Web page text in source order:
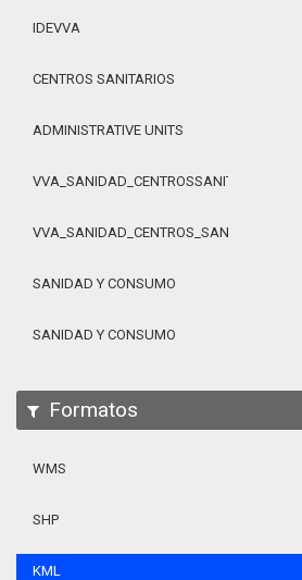
IDEVVA
CENTROS SANITARIOS
ADMINISTRATIVE UNITS
VVA_SANIDAD_CENTROSSANITARIOS_105
VVA_SANIDAD_CENTROS_SANITARIOS_105
SANIDAD Y CONSUMO
SANIDAD Y CONSUMO
Formatos
WMS
SHP
KML